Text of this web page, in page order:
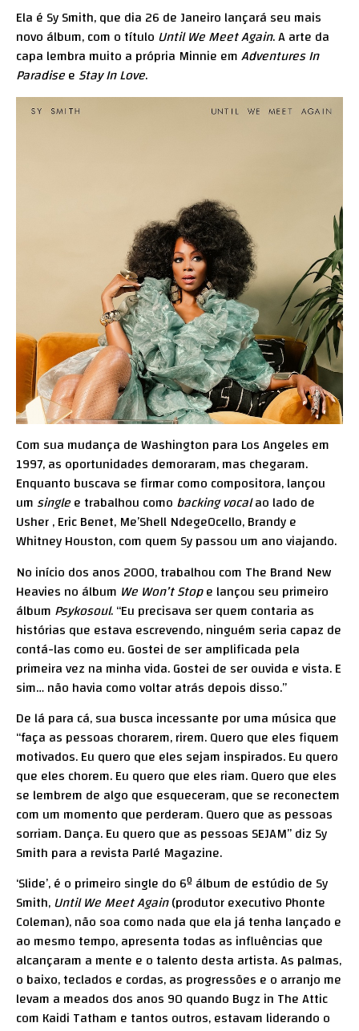
Ela é Sy Smith, que dia 26 de Janeiro lançará seu mais
novo álbum, com o título Until We Meet Again. A arte da
capa lembra muito a própria Minnie emAdventures In
Paradisee Stay In Love.
Com sua mudança de Washington para Los Angeles em
1997, as oportunidades demoraram, mas chegaram.
Enquanto buscava se firmar como compositora, lançou
um singlee trabalhou como backing vocalao lado de
Usher , Eric Benet, Me’Shell NdegeOcello, Brandy e
Whitney Houston, com quem Sy passou um ano viajando.
No início dos anos 2000, trabalhou com The Brand New
Heavies no álbum We Won’t Stope lançou seu primeiro
álbum Psykosoul. “Eu precisava ser quem contaria as
histórias que estava escrevendo, ninguém seria capaz de
contá-las como eu. Gostei de ser amplificada pela
primeira vez na minha vida. Gostei de ser ouvida e vista. E
sim… não havia como voltar atrás depois disso.”
De lá para cá, sua busca incessante por uma música que
“faça as pessoas chorarem, rirem. Quero que eles fiquem
motivados. Eu quero que eles sejam inspirados. Eu quero
que eles chorem. Eu quero que eles riam. Quero que eles
se lembrem de algo que esqueceram, que se reconectem
com um momento que perderam. Quero que as pessoas
sorriam. Dança. Eu quero que as pessoas SEJAM” diz Sy
Smith para a revista Parlé Magazine.
‘Slide’, é o primeiro single do 6º álbum de estúdio de Sy
Smith,Until We Meet Again(produtor executivo Phonte
Coleman), não soa como nada que ela já tenha lançado e
ao mesmo tempo, apresenta todas as influências que
alcançaram a mente e o talento desta artista. As palmas,
o baixo, teclados e cordas, as progressões e o arranjo me
levam a meados dos anos 90 quando Bugz in The Attic
com Kaidi Tatham e tantos outros, estavam liderando o